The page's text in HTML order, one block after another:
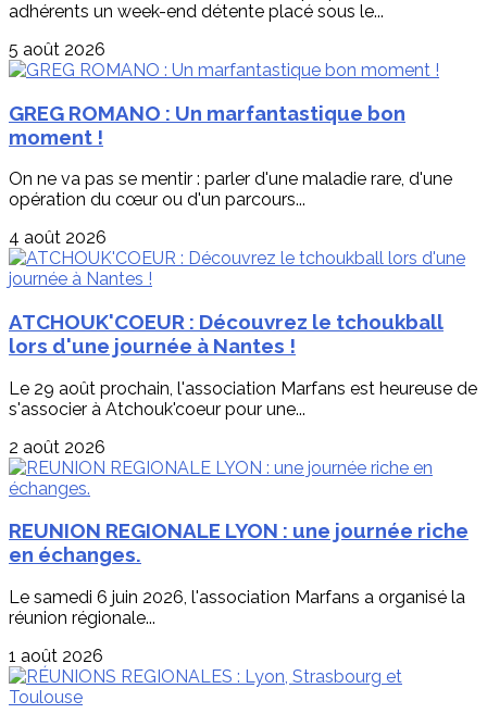
adhérents un week-end détente placé sous le...
5 août 2026
GREG ROMANO : Un marfantastique bon
moment !
On ne va pas se mentir : parler d'une maladie rare, d'une
opération du cœur ou d'un parcours...
4 août 2026
ATCHOUK'COEUR : Découvrez le tchoukball
lors d'une journée à Nantes !
Le 29 août prochain, l'association Marfans est heureuse de
s'associer à Atchouk'coeur pour une...
2 août 2026
REUNION REGIONALE LYON : une journée riche
en échanges.
Le samedi 6 juin 2026, l'association Marfans a organisé la
réunion régionale...
1 août 2026